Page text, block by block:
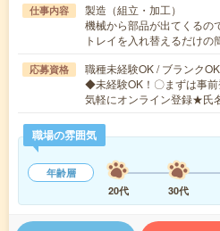
仕事内容
製造（組立・加工）
機械から部品が出てくるの
トレイを入れ替えるだけ
応募資格
職種未経験OK / ブランク
◆未経験OK！〇まずは事
気軽にオンライン登録★氏
職場の雰囲気
年齢層
20代
30代